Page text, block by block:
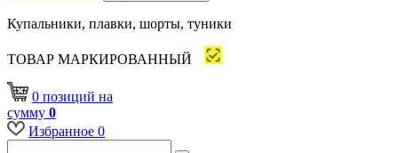
Купальники, плавки, шорты, туники
ТОВАР МАРКИРОВАННЫЙ
0 позиций на
сумму 0
Избранное 0